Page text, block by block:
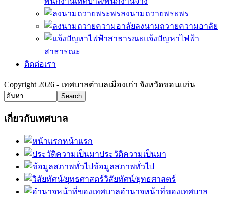
ลงนามถวายพระพร
ลงนามถวายความอาลัย
แจ้งปัญหาไฟฟ้า
สาธารณะ
ติดต่อเรา
Copyright 2026 - เทศบาลตำบลเมืองเก่า จังหวัดขอนแก่น
Search
เกี่ยวกับเทศบาล
หน้าแรก
ประวัติความเป็นมา
ข้อมูลสภาพทั่วไป
วิสัยทัศน์/ยุทธศาสตร์
อำนาจหน้าที่ของเทศบาล